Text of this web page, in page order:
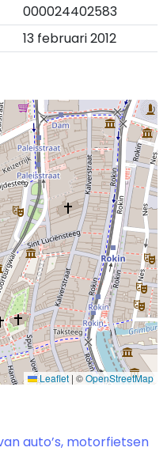
000024402583
13 februari 2012
Leaflet | ©OpenStreetMap
auto’s, motorfietsen